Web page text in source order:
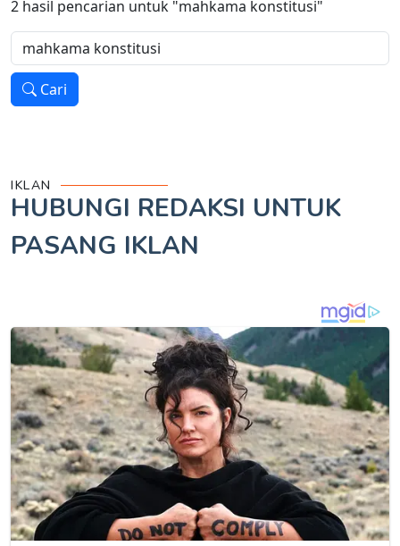
2 hasil pencarian untuk "mahkama konstitusi"
Cari
IKLAN
HUBUNGI REDAKSI UNTUK
PASANG IKLAN